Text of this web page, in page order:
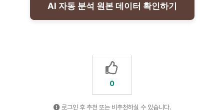
AI 자동 분석 원본 데이터 확인하기
0
로그인 후 추천 또는 비추천하실 수 있습니다.